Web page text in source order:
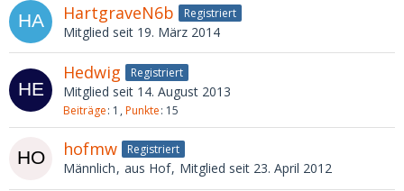
HartgraveN6b Registriert
Mitglied seit 19. März 2014
Hedwig Registriert
Mitglied seit 14. August 2013
Beiträge 1 Punkte 15
hofmw Registriert
Männlich aus Hof Mitglied seit 23. April 2012